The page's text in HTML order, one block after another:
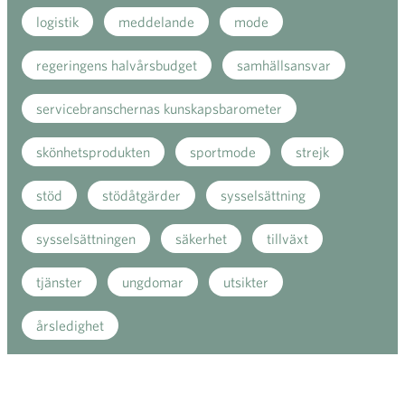
logistik meddelande mode
regeringens halvårsbudget samhällsansvar
servicebranschernas kunskapsbarometer
skönhetsprodukten sportmode strejk
stöd stödåtgärder sysselsättning
sysselsättningen säkerhet tillväxt
tjänster ungdomar utsikter
årsledighet